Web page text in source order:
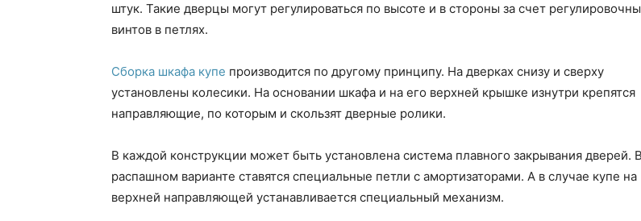
штук. Такие дверцы могут регулироваться по высоте и в стороны за счет
винтов в петлях.
Сборка шкафа купе производится по другому принципу. На дверках снизу и сверху
установлены колесики. На основании шкафа и на его верхней крышке изнутри крепятся
направляющие, по которым и скользят дверные ролики.
В каждой конструкции может быть установлена система плавного закрывания дверей. В
распашном варианте ставятся специальные петли с амортизаторами. А в случае купе на
верхней направляющей устанавливается специальный механизм.